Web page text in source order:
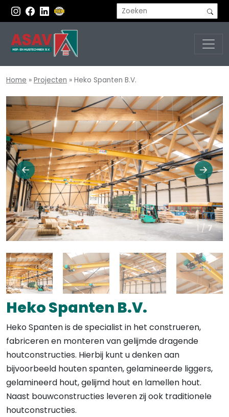
Home » Projecten » Heko Spanten B.V.
1 /7
Heko Spanten B.V.
Heko Spanten is de specialist in het construeren,
fabriceren en monteren van gelijmde dragende
houtconstructies. Hierbij kunt u denken aan
bijvoorbeeld houten spanten, gelamineerde liggers,
gelamineerd hout, gelijmd hout en lamellen hout.
Naast bouwconstructies leveren zij ook traditionele
houtconstructies.